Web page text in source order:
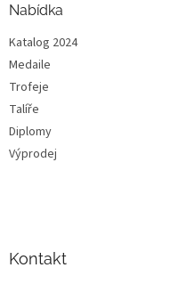
Nabídka
Katalog 2024
Medaile
Trofeje
Talíře
Diplomy
Výprodej
Kontakt